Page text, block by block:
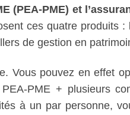
(PEA-PME) et
ces quatre produits :
de gestion en
Vous pouvez en effet
PME + plusieurs
à un par personne,